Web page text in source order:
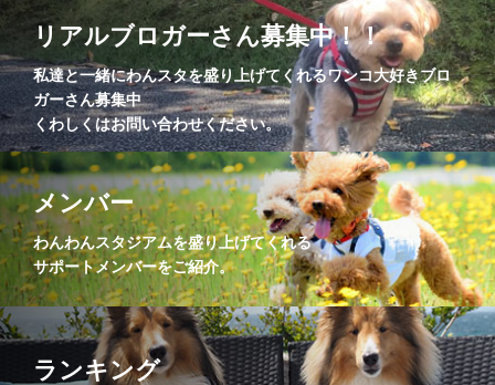
リアルブロガーさん募集中！！
私達と一緒にわんスタを盛り上げてくれるワンコ大好きブロ
ガーさん募集中
くわしくはお問い合わせください。
メンバー
わんわんスタジアムを盛り上げてくれる
サポートメンバーをご紹介。
ランキング